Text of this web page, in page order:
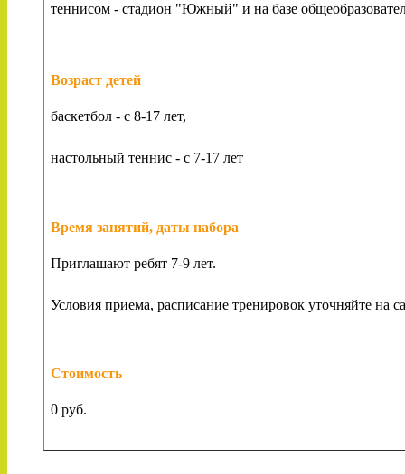
теннисом - стадион "Южный" и на базе
Возраст детей
баскетбол - с 8-17 лет,
настольный теннис - с 7-17 лет
Время занятий, даты набора
Приглашают ребят 7-9 лет.
Условия приема, расписание тренировок уточняйте на
Стоимость
0 руб.